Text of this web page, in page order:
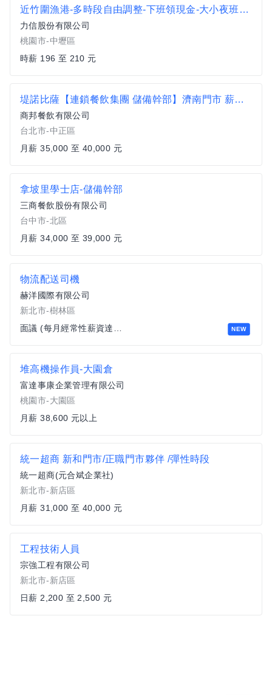
近竹圍漁港-多時段自由調整-下班領現金-大小夜班理貨員B1
力信股份有限公司
桃園市-中壢區
時薪 196 至 210 元
堤諾比薩【連鎖餐飲集團 儲備幹部】濟南門市 薪資35K到40K 供員餐_獎金另計
商邦餐飲有限公司
台北市-中正區
月薪 35,000 至 40,000 元
拿坡里學士店-儲備幹部
三商餐飲股份有限公司
台中市-北區
月薪 34,000 至 39,000 元
NEW
物流配送司機
赫洋國際有限公司
新北市-樹林區
堆高機操作員-大園倉
富達事康企業管理有限公司
桃園市-大園區
月薪 38,600 元以上
統一超商 新和門市/正職門市夥伴 /彈性時段
統一超商(元合斌企業社)
新北市-新店區
月薪 31,000 至 40,000 元
工程技術人員
宗強工程有限公司
新北市-新店區
日薪 2,200 至 2,500 元